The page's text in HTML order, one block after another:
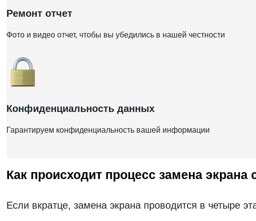
Ремонт отчет
Фото и видео отчет, чтобы вы убедились в нашей честности
Конфиденциальность данных
Гарантируем конфиденциальность вашей информации
Как происходит процесс замена
Если вкратце, замена экрана проводится в четыре